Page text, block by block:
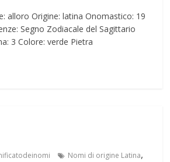
alloro Origine: latina Onomastico: 19
Segno Zodiacale del Sagittario
3 Colore: verde Pietra
Nomi di origine Latina,